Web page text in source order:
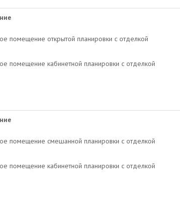
помещение открытой планировки с отделкой
помещение кабинетной планировки с отделкой
помещение смешанной планировки с отделкой
помещение кабинетной планировки с отделкой